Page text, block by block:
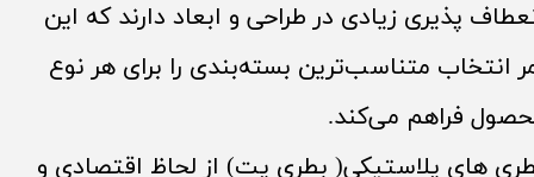
پذیری زیادی در طراحی و ابعاد دارند که این
انتخاب متناسب‌ترین بسته‌بندی را برای هر نوع
فراهم می‌کند.
های پلاستیکی( بطری پت) از لحاظ اقتصادی و